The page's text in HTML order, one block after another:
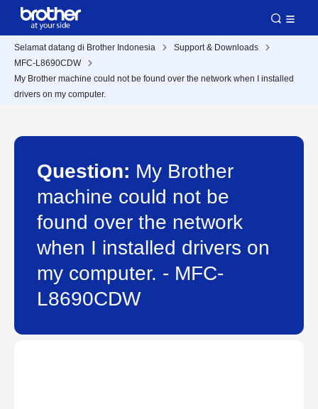
Selamat datang di Brother Indonesia
Support & Downloads
MFC-L8690CDW
My Brother machine could not be found over the network when I installed
drivers on my computer.
Question: My Brother
machine could not be
found over the network
when I installed drivers on
my computer. - MFC-
L8690CDW